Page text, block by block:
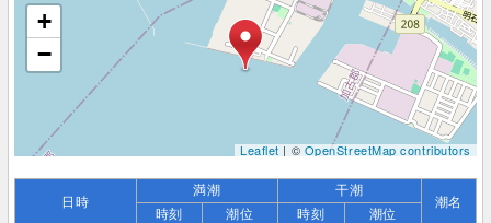
+
−
Leaflet| ©OpenStreetMap contributors
日時
満潮 干潮
潮名
時刻 潮位 時刻
潮位